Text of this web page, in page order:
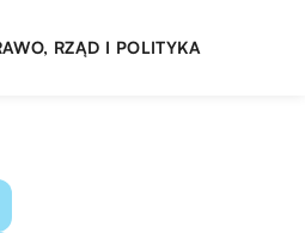
RZĄD I POLITYKA